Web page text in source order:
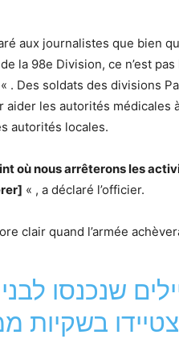
aux journalistes que bien
la 98e Division, ce n’est
« . Des soldats des divisions
aider les autorités médicales
autorités locales.
où nous arrêterons les
« , a déclaré l’officier.
clair quand l’armée
שנכנסו
בשקיות